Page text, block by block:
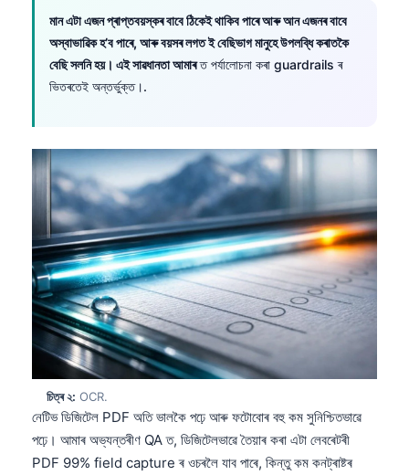
মান এটা এজন প্ৰাপ্তবয়স্কৰ বাবে ঠিকেই থাকিব পাৰে আৰু আন এজনৰ বাবে
অস্বাভাৱিক হ’ব পাৰে, আৰু বয়সৰ লগত ই বেছিভাগ মানুহে উপলব্ধি কৰাতকৈ
বেছি সলনি হয়। এই সাৱধানতা আমাৰত পৰ্যালোচনা কৰা guardrails ৰ
ভিতৰতেই অন্তৰ্ভুক্ত।.
চিত্ৰ ২: OCR.
নেটিভ ডিজিটেল PDF অতি ভালকৈ পঢ়ে আৰু ফটোবোৰ বহু কম সুনিশ্চিতভাৱে
পঢ়ে। আমাৰ অভ্যন্তৰীণ QA ত, ডিজিটেলভাৱে তৈয়াৰ কৰা এটা লেবৰেটৰী
PDF 99% field capture ৰ ওচৰলৈ যাব পাৰে, কিন্তু কম কনট্ৰাষ্টৰ